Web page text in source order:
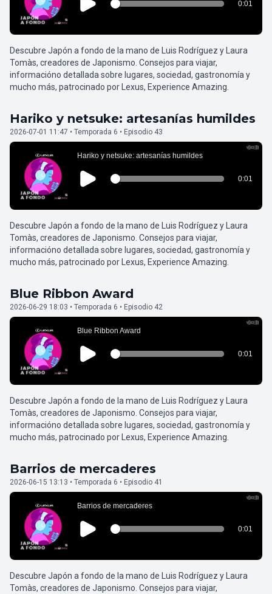
Descubre Japón a fondo de la mano de Luis Rodríguez y Laura
Tomàs, creadores de Japonismo. Consejos para viajar,
informacióno detallada sobre lugares, sociedad, gastronomía y
mucho más, patrocinado por Lexus, Experience Amazing.
Hariko y netsuke: artesanías humildes
2026-07-01 11:47 • Temporada 6 • Episodio 43
Descubre Japón a fondo de la mano de Luis Rodríguez y Laura
Tomàs, creadores de Japonismo. Consejos para viajar,
informacióno detallada sobre lugares, sociedad, gastronomía y
mucho más, patrocinado por Lexus, Experience Amazing.
Blue Ribbon Award
2026-06-29 18:03 • Temporada 6 • Episodio 42
Descubre Japón a fondo de la mano de Luis Rodríguez y Laura
Tomàs, creadores de Japonismo. Consejos para viajar,
informacióno detallada sobre lugares, sociedad, gastronomía y
mucho más, patrocinado por Lexus, Experience Amazing.
Barrios de mercaderes
2026-06-15 13:13 • Temporada 6 • Episodio 41
Descubre Japón a fondo de la mano de Luis Rodríguez y Laura
Tomàs, creadores de Japonismo. Consejos para viajar,